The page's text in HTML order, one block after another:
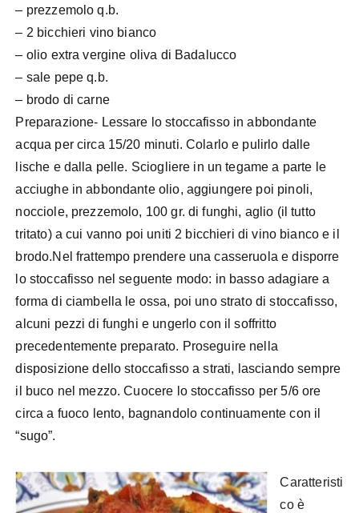
– prezzemolo q.b.
– 2 bicchieri vino bianco
– olio extra vergine oliva di Badalucco
– sale pepe q.b.
– brodo di carne
Preparazione- Lessare lo stoccafisso in abbondante
acqua per circa 15/20 minuti. Colarlo e pulirlo dalle
lische e dalla pelle. Sciogliere in un tegame a parte le
acciughe in abbondante olio, aggiungere poi pinoli,
nocciole, prezzemolo, 100 gr. di funghi, aglio (il tutto
tritato) a cui vanno poi uniti 2 bicchieri di vino bianco e il
brodo.Nel frattempo prendere una casseruola e disporre
lo stoccafisso nel seguente modo: in basso adagiare a
forma di ciambella le ossa, poi uno strato di stoccafisso,
alcuni pezzi di funghi e ungerlo con il soffritto
precedentemente preparato. Proseguire nella
disposizione dello stoccafisso a strati, lasciando sempre
il buco nel mezzo. Cuocere lo stoccafisso per 5/6 ore
circa a fuoco lento, bagnandolo continuamente con il
“sugo”.
Caratteristi
co è